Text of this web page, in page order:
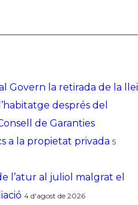
Govern la retirada de la llei
després del
de Garanties
a la propietat privada 5
l’atur al juliol malgrat el
4 d'agost de 2026